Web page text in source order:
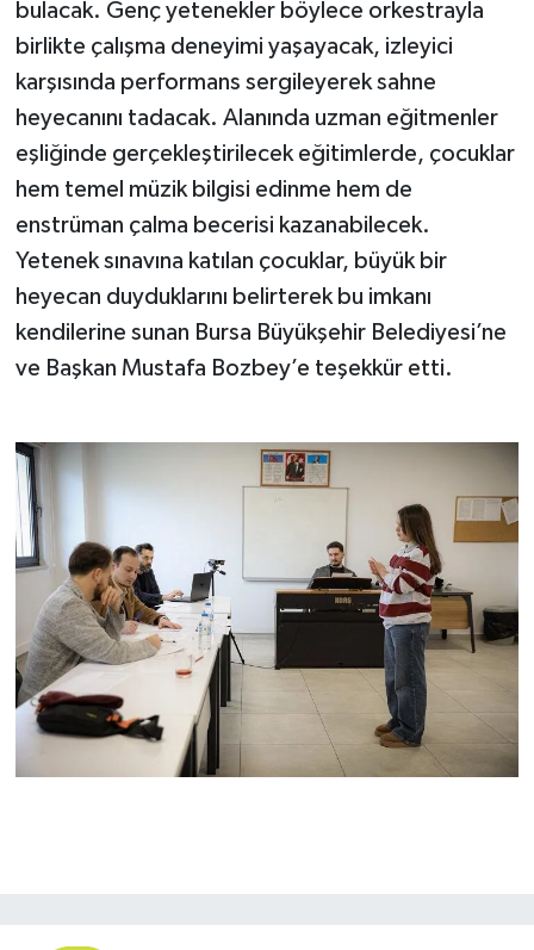
bulacak. Genç yetenekler böylece orkestrayla
birlikte çalışma deneyimi yaşayacak, izleyici
karşısında performans sergileyerek sahne
heyecanını tadacak. Alanında uzman eğitmenler
eşliğinde gerçekleştirilecek eğitimlerde, çocuklar
hem temel müzik bilgisi edinme hem de
enstrüman çalma becerisi kazanabilecek.
Yetenek sınavına katılan çocuklar, büyük bir
heyecan duyduklarını belirterek bu imkanı
kendilerine sunan Bursa Büyükşehir Belediyesi’ne
ve Başkan Mustafa Bozbey’e teşekkür etti.